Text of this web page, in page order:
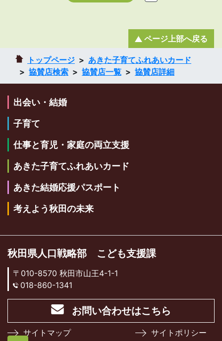
トップページ
あきた子育てふれあいカード
協賛店検索
協賛店一覧 協賛店詳細
ページ上部へ戻る
出会い・結婚
子育て
仕事と育児・家庭の両立支援
あきた子育てふれあいカード
あきた結婚応援パスポート
考えよう秋田の未来
秋田県人口戦略部 こども支援課
〒010-8570 秋田市山王4-1-1
018-860-1341
お問い合わせはこちら
サイトマップ サイトポリシー